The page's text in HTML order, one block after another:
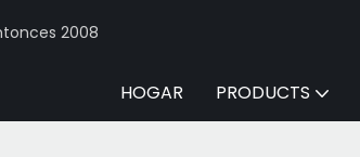
2008
HOGAR PRODUCTS